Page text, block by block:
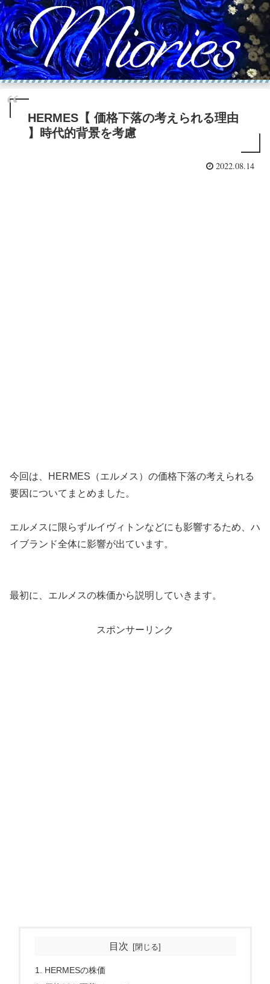
HERMES【 価格下落の考えられる理由
】時代的背景を考慮
2022.08.14
今回は、HERMES（エルメス）の価格下落の考えられる
要因についてまとめました。
エルメスに限らずルイヴィトンなどにも影響するため、ハ
イブランド全体に影響が出ています。
最初に、エルメスの株価から説明していきます。
スポンサーリンク
目次
HERMESの株価